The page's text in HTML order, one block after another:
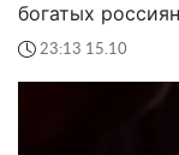
богатых
23:13 15.10